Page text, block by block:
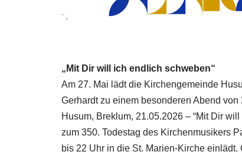
„Mit Dir will ich endlich schweben“
Am 27. Mai lädt die Kirchengemeinde
Gerhardt zu einem besonderen Abend
Husum, Breklum, 21.05.2026 – “Mit Dir
zum 350. Todestag des Kirchenmusikers
bis 22 Uhr in die St. Marien-Kirche